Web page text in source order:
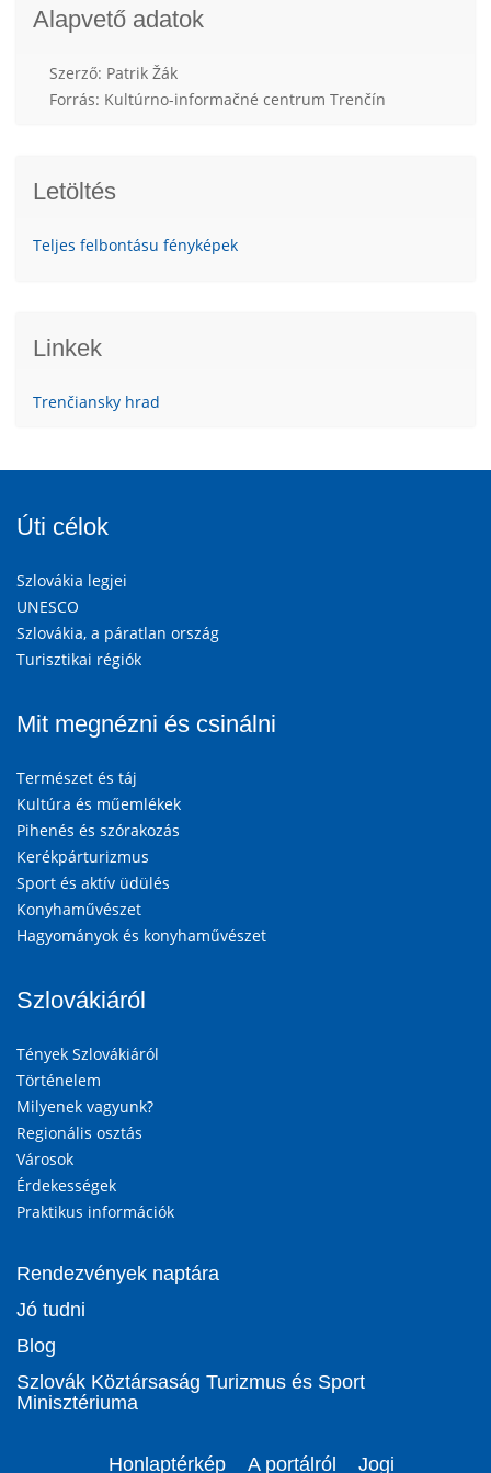
Alapvető adatok
Szerző: Patrik Žák
Forrás: Kultúrno-informačné centrum Trenčín
Letöltés
Teljes felbontásu fényképek
Linkek
Trenčiansky hrad
Úti célok
Szlovákia legjei
UNESCO
Szlovákia, a páratlan ország
Turisztikai régiók
Mit megnézni és csinálni
Természet és táj
Kultúra és műemlékek
Pihenés és szórakozás
Kerékpárturizmus
Sport és aktív üdülés
Konyhaművészet
Hagyományok és konyhaművészet
Szlovákiáról
Tények Szlovákiáról
Történelem
Milyenek vagyunk?
Regionális osztás
Városok
Érdekességek
Praktikus információk
Rendezvények naptára
Jó tudni
Blog
Szlovák Köztársaság Turizmus és Sport
Minisztériuma
Honlaptérkép A portálról Jogi